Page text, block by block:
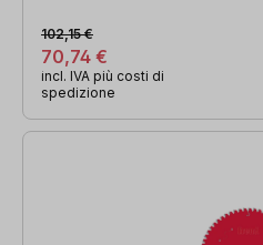
70,74 €
102,15 €
incl. IVA più costi di
spedizione